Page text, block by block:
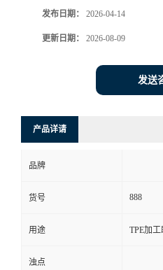
发布日期： 2026-04-14
更新日期： 2026-08-09
发送
产品详请
品牌
货号 888
用途 TPE加工
浊点